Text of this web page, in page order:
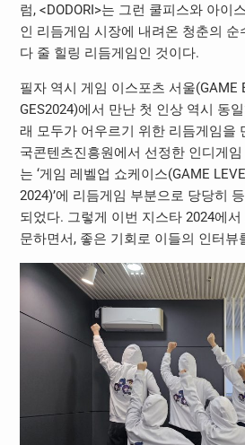
럼, <DODORI>는 그런 쿨피스와 아이
인 리듬게임 시장에 내려온 청춘의 순
다 줄 힐링 리듬게임인 것이다.
필자 역시 게임 이스포츠 서울(GAME
GES2024)에서 만난 첫 인상 역시 동
래 모두가 어우르기 위한 리듬게임을
국콘텐츠진흥원에서 선정한 인디게
는 ‘게임 레벨업 쇼케이스(GAME
2024)’에 리듬게임 부분으로 당당히
되었다. 그렇게 이번 지스타 2024에
문하면서, 좋은 기회로 이들의 인터뷰